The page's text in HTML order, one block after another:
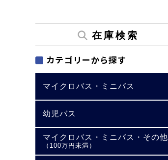
在庫検索
カテゴリーから探す
マイクロバス・ミニバス
幼児バス
マイクロバス・ミニバス・その他
（100万円未満）